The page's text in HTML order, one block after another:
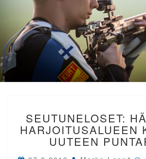
KOHTALO
UUTEEN
SEUTUNELOSET:
HARJOITUSALUEEN
UUTEEN